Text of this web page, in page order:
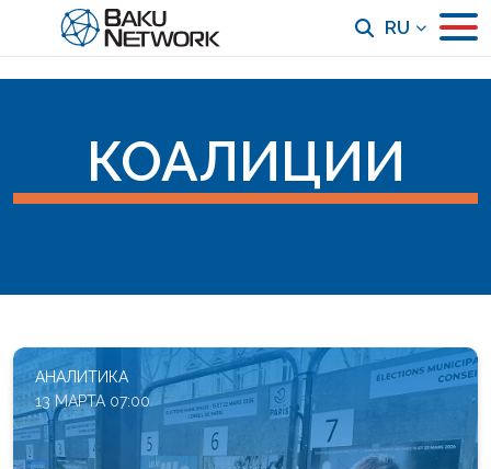
RU
КОАЛИЦИИ
АНАЛИТИКА
13 МАРТА 07:00